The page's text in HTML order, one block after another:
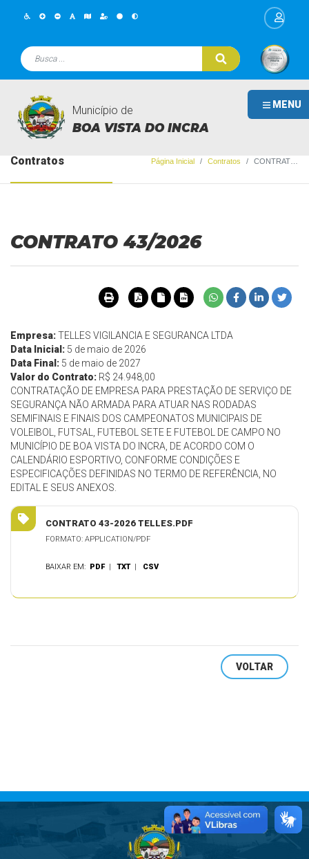
MENU
Município de
BOA VISTA DO INCRA
Contratos Página Inicial Contratos CONTRATO 43/2026
CONTRATO 43/2026
Empresa:TELLES VIGILANCIA E SEGURANCA LTDA
Data Inicial: 5 de maio de 2026
Data Final: 5 de maio de 2027
Valor do Contrato: R$ 24.948,00
CONTRATAÇÃO DE EMPRESA PARA PRESTAÇÃO DE SERVIÇO DE
SEGURANÇA NÃO ARMADA PARA ATUAR NAS RODADAS
SEMIFINAIS E FINAIS DOS CAMPEONATOS MUNICIPAIS DE
VOLEIBOL, FUTSAL, FUTEBOL SETE E FUTEBOL DE CAMPO NO
MUNICÍPIO DE BOA VISTA DO INCRA, DE ACORDO COM O
CALENDÁRIO ESPORTIVO, CONFORME CONDIÇÕES E
ESPECIFICAÇÕES DEFINIDAS NO TERMO DE REFERÊNCIA, NO
EDITAL E SEUS ANEXOS.
CONTRATO 43-2026 TELLES.PDF
FORMATO: APPLICATION/PDF
BAIXAR EM: PDF |TXT | CSV
VOLTAR